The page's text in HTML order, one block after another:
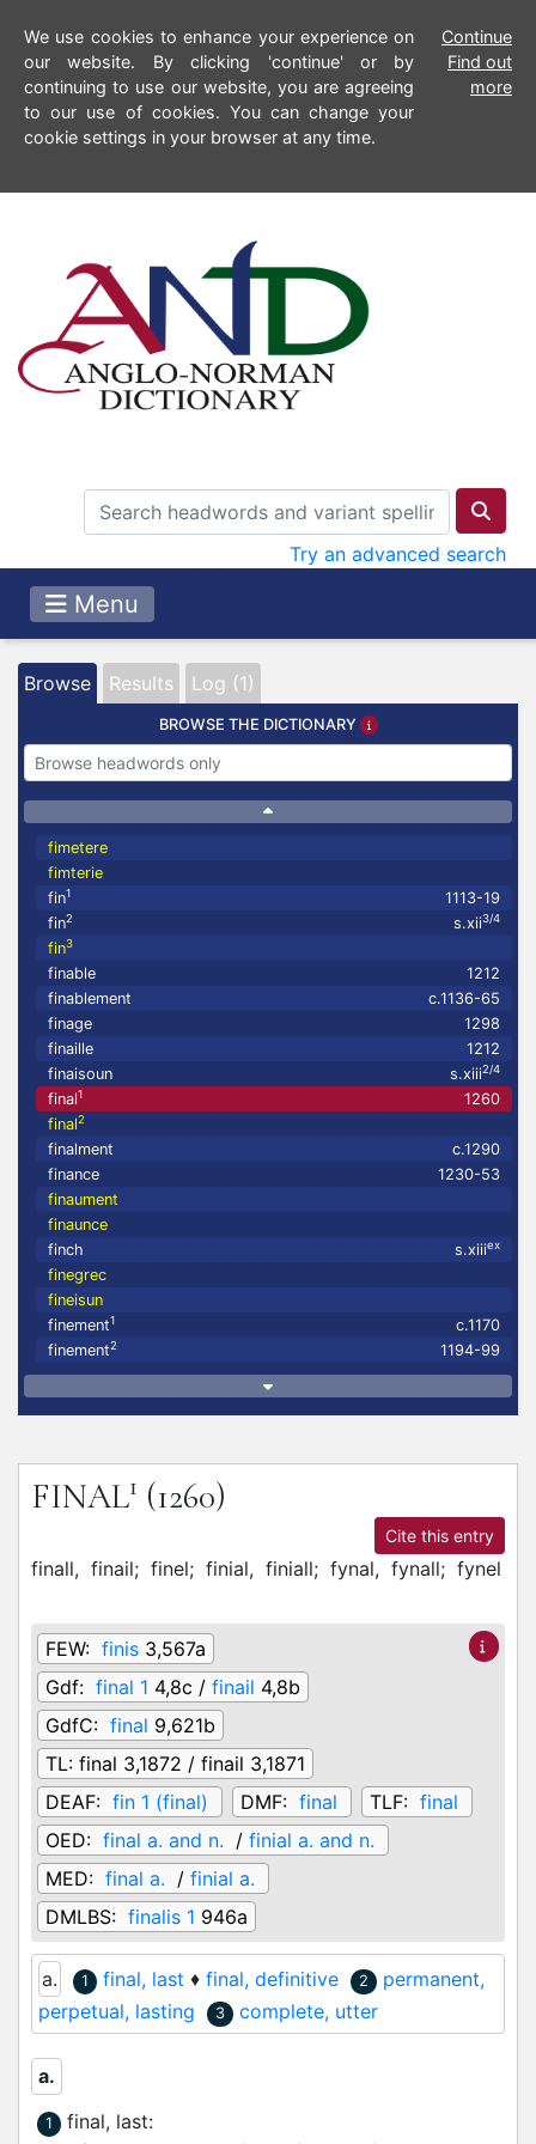
We use cookies to enhance your experience on
our website. By clicking 'continue' or by
continuing to use our website, you are agreeing
to our use of cookies. You can change your
cookie settings in your browser at any time.
Continue
Find out
more
Try an advanced search
Menu
Browse Results Log (1)
BROWSE THE DICTIONARY
fimetere
fimterie
fin1
1113-19
fin2 s.xii3/4
fin3
finable
1212
finablement
c.1136-65
finage
1298
finaille
1212
finaisoun
s.xiii2/4
final1
1260
final2
finalment
c.1290
finance
1230-53
finaument
finaunce
finch
s.xiiiex
finegrec
fineisun
finement1
c.1170
finement2 1194-99
FINAL1 (1260)
Cite this entry
finall, finail; finel; finial, finiall; fynal, fynall; fynel
FEW: finis 3,567a
Gdf: final 1 4,8c / finail 4,8b
GdfC: final 9,621b
TL: final 3,1872 / finail 3,1871
DEAF: fin 1 (final) DMF: final TLF: final
OED: final a. and n. / finial a. and n.
MED: final a. / finial a.
DMLBS: finalis 1 946a
a. 1 final, last ♦ final, definitive 2
permanent,
perpetual, lasting
3 complete, utter
a.
1 final, last: